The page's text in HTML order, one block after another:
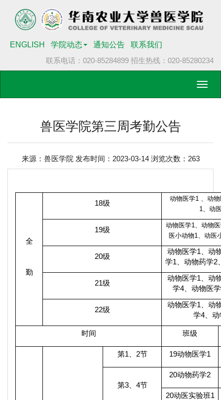
ENGLISH 学院动态 通知公告
联系我们
联系电话：020-85284899 招生热线：020-85280234
兽医学院第三周考勤公告
来源：兽医学院 发布时间：2023-03-14 浏览次数： 263
全
勤
18级
动物医学1
、动
1
、动
19级
动物医学1 、动物
医小动物1 、动医
20级
动物医学1 、动
学1 、动物药学2
21级
动物医学1 、动
学4 、动物医学
22级
动物医学1 、动
学4、动
时间 班级
第1 2节 19动物医学1
第3、 4节
20动物药学2
20动医实验班1